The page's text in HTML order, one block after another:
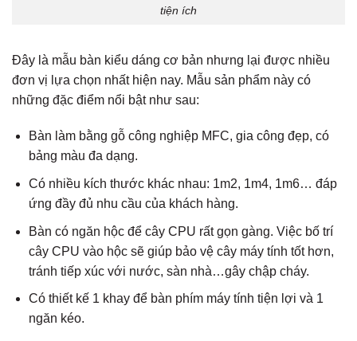
tiện ích
Đây là mẫu bàn kiểu dáng cơ bản nhưng lại được nhiều
đơn vị lựa chọn nhất hiện nay. Mẫu sản phẩm này có
những đặc điểm nổi bật như sau:
Bàn làm bằng gỗ công nghiệp MFC, gia công đẹp, có
bảng màu đa dạng.
Có nhiều kích thước khác nhau: 1m2, 1m4, 1m6… đáp
ứng đầy đủ nhu cầu của khách hàng.
Bàn có ngăn hộc để cây CPU rất gọn gàng. Việc bố trí
cây CPU vào hộc sẽ giúp bảo vệ cây máy tính tốt hơn,
tránh tiếp xúc với nước, sàn nhà…gây chập cháy.
Có thiết kế 1 khay để bàn phím máy tính tiện lợi và 1
ngăn kéo.